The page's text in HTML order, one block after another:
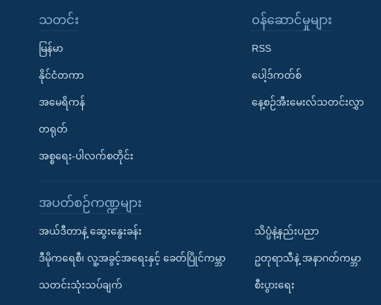
သတင်း
မြန်မာ
နိုင်ငံတကာ
အမေရိကန်
တရုတ်
အစ္စရေး-ပါလက်စတိုင်း
၀န်ဆောင်မှုများ
RSS
ပေါ့ဒ်ကတ်စ်
နေ့စဉ်အီးမေးလ်သတင်းလွှာ
အပတ်စဉ်ကဏ္ဍများ
အယ်ဒီတာနဲ့ ဆွေးနွေးခန်း
ဒီမိုကရေစီ၊ လူ့အခွင့်အရေးနှင့် ခေတ်ပြိုင်ကမ္ဘာ
သတင်းသုံးသပ်ချက်
သိပ္ပံနဲ့နည်းပညာ
ဥတုရာသီနဲ့ အနာဂတ်ကမ္ဘာ
စီးပွားရေး